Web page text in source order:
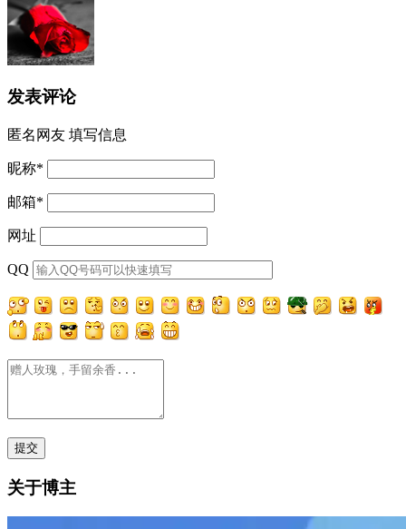
发表评论
匿名网友 填写信息
昵称*
邮箱*
网址
QQ
关于博主